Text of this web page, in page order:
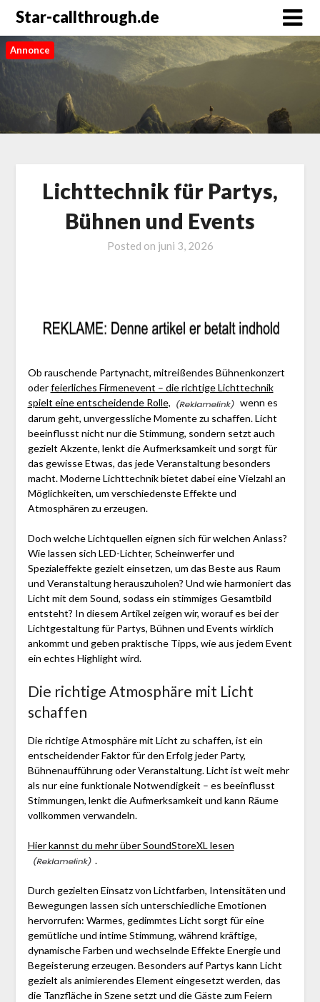
Star-callthrough.de
Annonce
Lichttechnik für Partys,
Bühnen und Events
Posted on juni 3, 2026
Ob rauschende Partynacht, mitreißendes Bühnenkonzert
oderfeierliches Firmenevent – die richtige Lichttechnik
spielt eine entscheidende Rolle,
wenn es
darum geht, unvergessliche Momente zu schaffen. Licht
beeinflusst nicht nur die Stimmung, sondern setzt auch
gezielt Akzente, lenkt die Aufmerksamkeit und sorgt für
das gewisse Etwas, das jede Veranstaltung besonders
macht. Moderne Lichttechnik bietet dabei eine Vielzahl an
Möglichkeiten, um verschiedenste Effekte und
Atmosphären zu erzeugen.
Doch welche Lichtquellen eignen sich für welchen Anlass?
Wie lassen sich LED-Lichter, Scheinwerfer und
Spezialeffekte gezielt einsetzen, um das Beste aus Raum
und Veranstaltung herauszuholen? Und wie harmoniert das
Licht mit dem Sound, sodass ein stimmiges Gesamtbild
entsteht? In diesem Artikel zeigen wir, worauf es bei der
Lichtgestaltung für Partys, Bühnen und Events wirklich
ankommt und geben praktische Tipps, wie aus jedem Event
ein echtes Highlight wird.
Die richtige Atmosphäre mit Licht
schaffen
Die richtige Atmosphäre mit Licht zu schaffen, ist ein
entscheidender Faktor für den Erfolg jeder Party,
Bühnenaufführung oder Veranstaltung. Licht ist weit mehr
als nur eine funktionale Notwendigkeit – es beeinflusst
Stimmungen, lenkt die Aufmerksamkeit und kann Räume
vollkommen verwandeln.
Hier kannst du mehr über SoundStoreXL lesen
.
Durch gezielten Einsatz von Lichtfarben, Intensitäten und
Bewegungen lassen sich unterschiedliche Emotionen
hervorrufen: Warmes, gedimmtes Licht sorgt für eine
gemütliche und intime Stimmung, während kräftige,
dynamische Farben und wechselnde Effekte Energie und
Begeisterung erzeugen. Besonders auf Partys kann Licht
gezielt als animierendes Element eingesetzt werden, das
die Tanzfläche in Szene setzt und die Gäste zum Feiern